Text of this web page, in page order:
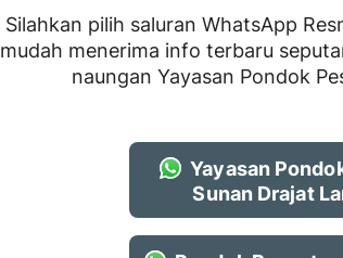
Silahkan pilih saluran WhatsApp
mudah menerima info terbaru
naungan Yayasan Pondok
Yayasan
Sunan Drajat